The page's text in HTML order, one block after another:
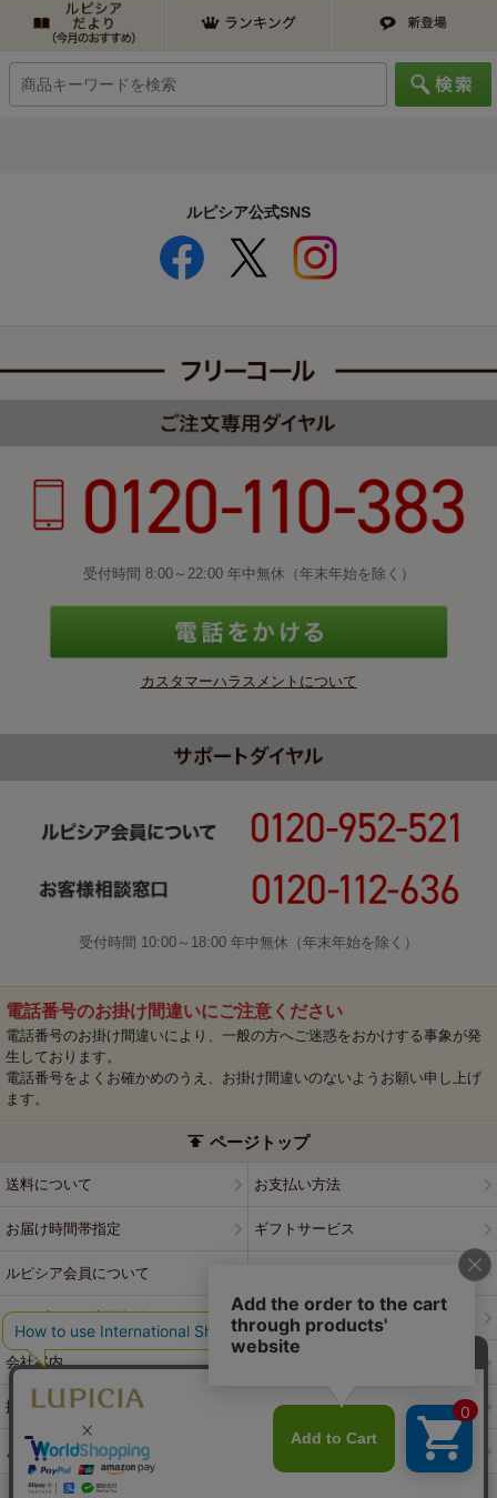
ルピシア公式SNS
受付時間 8:00～22:00 年中無休（年末年始を除く）
カスタマーハラスメントについて
受付時間 10:00～18:00 年中無休（年末年始を除く）
電話番号のお掛け間違いにご注意ください
電話番号のお掛け間違いにより、一般の方へご迷惑をおかけする事象が発
生しております。
電話番号をよくお確かめのうえ、お掛け間違いのないようお願い申し上げ
ます。
ページトップ
送料について お支払い方法
お届け時間帯指定 ギフトサービス
ルピシア会員について
ウェブサイト利用規約 特定商取引法に基づく表記
会社案内
採用情報 ルピシアブランド
よくある質問